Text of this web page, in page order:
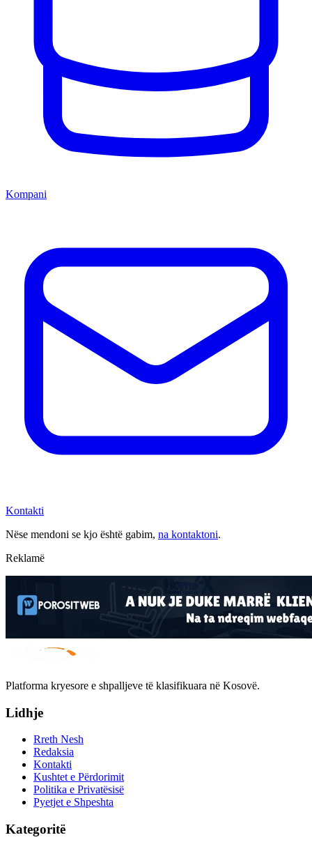
Kompani
Kontakti
Nëse mendoni se kjo është gabim, na kontaktoni.
Reklamë
Platforma kryesore e shpalljeve të klasifikuara në Kosovë.
Lidhje
Rreth Nesh
Redaksia
Kontakti
Kushtet e Përdorimit
Politika e Privatësisë
Pyetjet e Shpeshta
Kategoritë